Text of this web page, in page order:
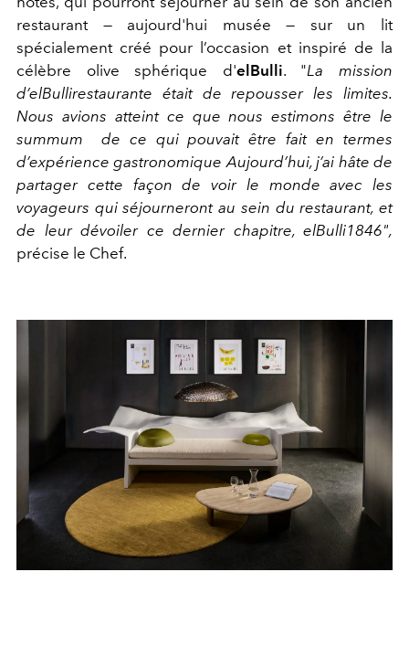
restaurant — aujourd'hui musée — sur un lit
spécialement créé pour l’occasion et inspiré de la
célèbre olive sphérique d'elBulli. "La mission
d’elBullirestaurante était de repousser les limites.
Nous avions atteint ce que nous estimons être le
summum de ce qui pouvait être fait en termes
d’expérience gastronomique Aujourd’hui, j’ai hâte de
partager cette façon de voir le monde avec les
voyageurs qui séjourneront au sein du restaurant, et
de leur dévoiler ce dernier chapitre, elBulli1846",
précise le Chef.